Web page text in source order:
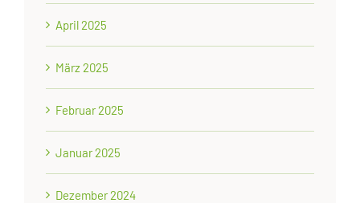
April 2025
März 2025
Februar 2025
Januar 2025
Dezember 2024